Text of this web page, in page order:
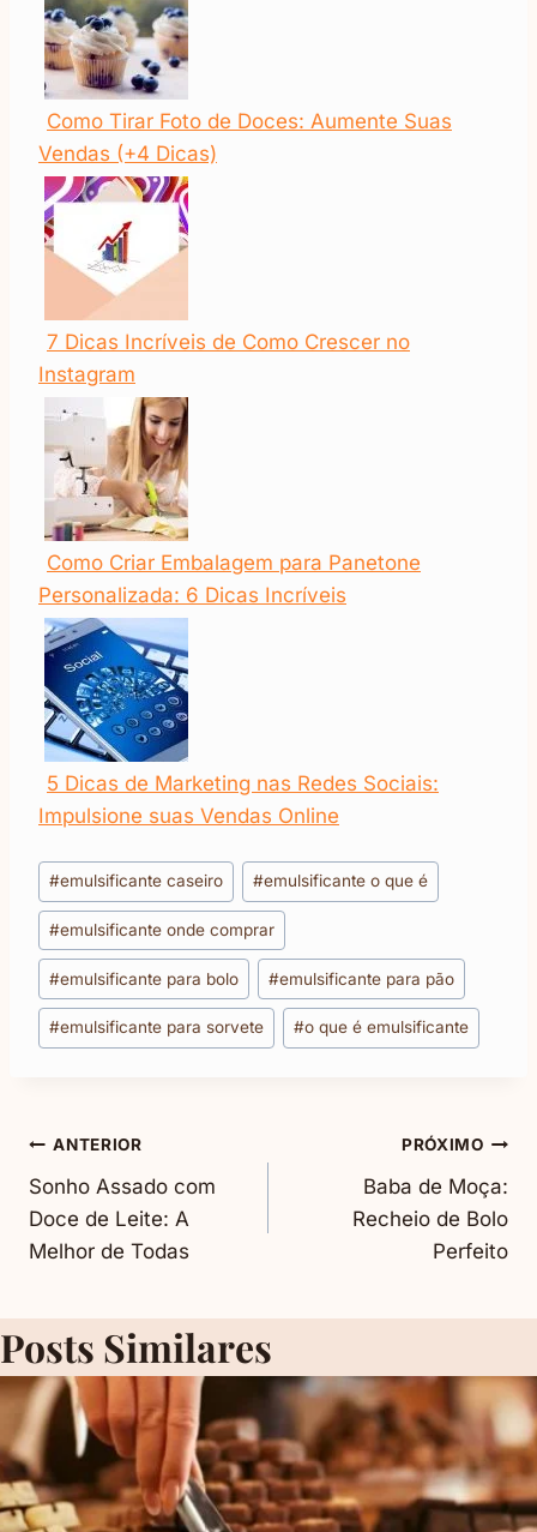
Como Tirar Foto de Doces: Aumente Suas
Vendas (+4 Dicas)
7 Dicas Incríveis de Como Crescer no
Instagram
Como Criar Embalagem para Panetone
Personalizada: 6 Dicas Incríveis
5 Dicas de Marketing nas Redes Sociais:
Impulsione suas Vendas Online
Tags
do
Post:
#emulsificante caseiro #emulsificante o que é
#emulsificante onde comprar
#emulsificante para bolo #emulsificante para pão
#emulsificante para sorvete #o que é emulsificante
Navegação
De
Post
ANTERIOR
Sonho Assado com
Doce de Leite: A
Melhor de Todas
PRÓXIMO
Baba de Moça:
Recheio de Bolo
Perfeito
Posts Similares